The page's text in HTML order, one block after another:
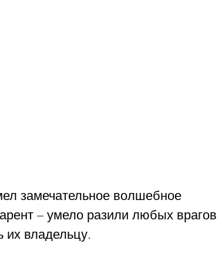
замечательное волшебное
– умело разили любых врагов
их владельцу.